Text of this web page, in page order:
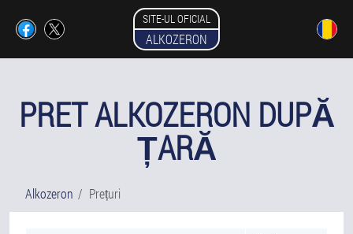
SITE-UL OFICIAL
ALKOZERON
PRET ALKOZERON DUPĂ
ȚARĂ
Alkozeron Prețuri